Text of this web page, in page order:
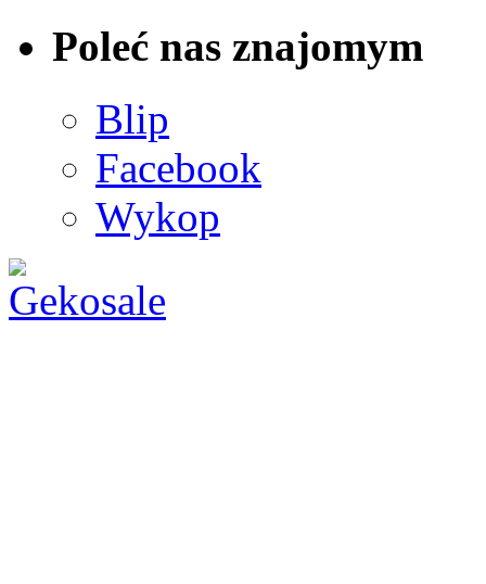
Poleć nas znajomym
Blip
Facebook
Wykop